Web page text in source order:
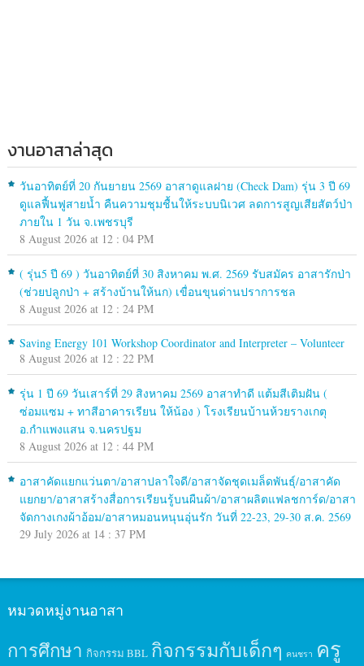
งานอาสาล่าสุด
วันอาทิตย์ที่ 20 กันยายน 2569 อาสาดูแลฝาย (Check Dam) รุ่น 3 ปี 69
ดูแลฟื้นฟูสายน้ำ คืนความชุมชื้นให้ระบบนิเวศ ลดการสูญเสียสัตว์ป่า
ภายใน 1 วัน จ.เพชรบุรี
8 August 2026 at 12 : 04 PM
( รุ่น5 ปี 69 ) วันอาทิตย์ที่ 30 สิงหาคม พ.ศ. 2569 รับสมัคร อาสารักป่า
(ช่วยปลูกป่า + สร้างบ้านให้นก) เขื่อนขุนด่านปราการชล
8 August 2026 at 12 : 24 PM
Saving Energy 101 Workshop Coordinator and Interpreter – Volunteer
8 August 2026 at 12 : 22 PM
รุ่น 1 ปี 69 วันเสาร์ที่ 29 สิงหาคม 2569 อาสาทำดี แต้มสีเติมฝัน (
ซ่อมแซม + ทาสีอาคารเรียน ให้น้อง ) โรงเรียนบ้านห้วยรางเกตุ
อ.กำแพงแสน จ.นครปฐม
8 August 2026 at 12 : 44 PM
อาสาคัดแยกแว่นตา/อาสาปลาใจดี/อาสาจัดชุดเมล็ดพันธุ์/อาสาคัด
แยกยา/อาสาสร้างสื่อการเรียนรู้บนผืนผ้า/อาสาผลิตแฟลชการ์ด/อาสา
จัดกางเกงผ้าอ้อม/อาสาหมอนหนุนอุ่นรัก วันที่ 22-23, 29-30 ส.ค. 2569
29 July 2026 at 14 : 37 PM
หมวดหมู่งานอาสา
การศึกษา กิจกรรม BBL กิจกรรมกับเด็กๆ คนชรา ครู